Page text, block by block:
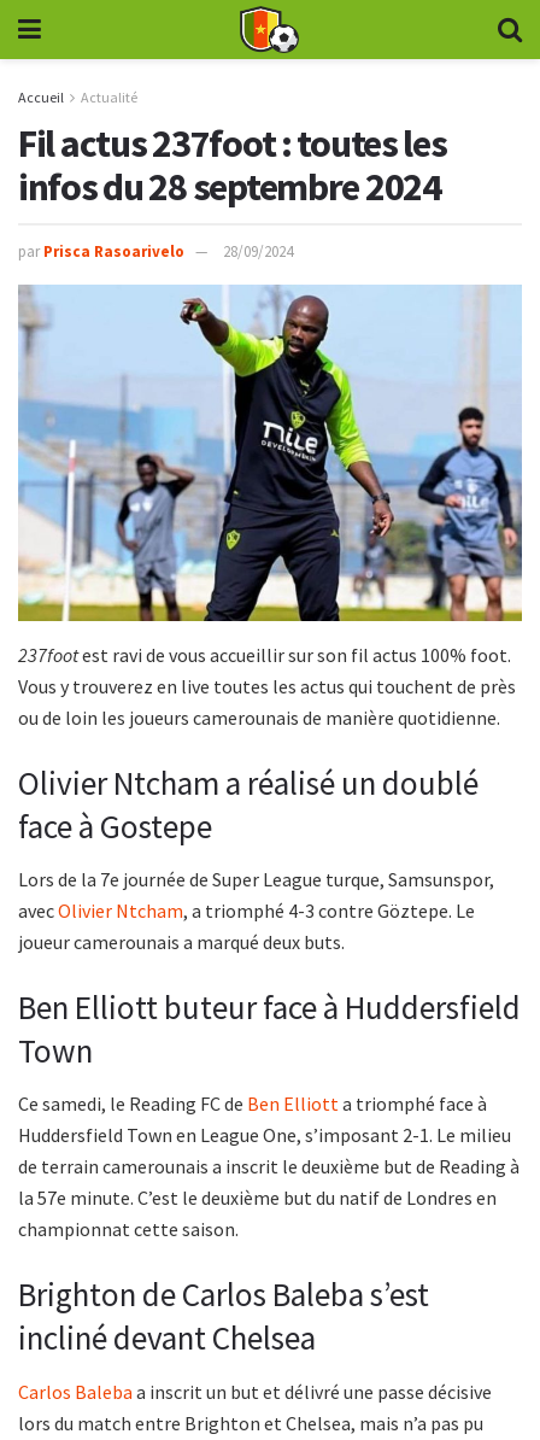
Accueil Actualité
Fil actus 237foot : toutes les
infos du 28 septembre 2024
par Prisca Rasoarivelo 28/09/2024
237footest ravi de vous accueillir sur son fil actus 100% foot.
Vous y trouverez en live toutes les actus qui touchent de près
ou de loin les joueurs camerounais de manière quotidienne.
Olivier Ntcham a réalisé un doublé
face à Gostepe
Lors de la 7e journée de Super League turque, Samsunspor,
avecOlivier Ntcham, a triomphé 4-3 contre Göztepe. Le
joueur camerounais a marqué deux buts.
Ben Elliott buteur face à Huddersfield
Town
Ce samedi, le Reading FC de Ben Elliotta triomphé face à
Huddersfield Town en League One, s’imposant 2-1. Le milieu
de terrain camerounais a inscrit le deuxième but de Reading à
la 57e minute. C’est le deuxième but du natif de Londres en
championnat cette saison.
Brighton de Carlos Baleba s’est
incliné devant Chelsea
Carlos Baleba a inscrit un but et délivré une passe décisive
lors du match entre Brighton et Chelsea, mais n’a pas pu